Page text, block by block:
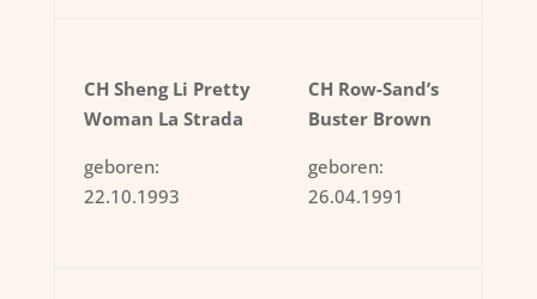
CH Sheng Li Pretty
Woman La Strada
geboren:
22.10.1993
CH Row-Sand’s
Buster Brown
geboren:
26.04.1991